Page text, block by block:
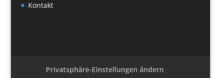
Kontakt
Privatsphäre-Einstellungen ändern